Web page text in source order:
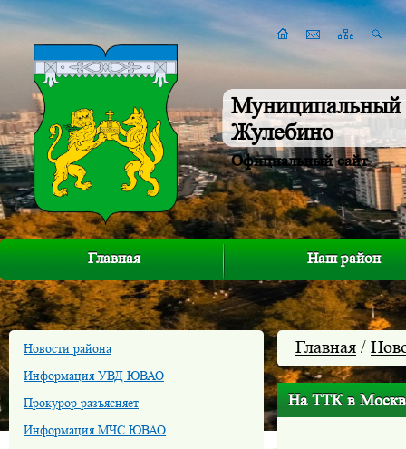
Муниципальный
Жулебино
Официальный сайт
Главная Наш район
Новости района
Информация УВД ЮВАО
Прокурор разъясняет
Информация МЧС ЮВАО
Главная /
На ТТК в